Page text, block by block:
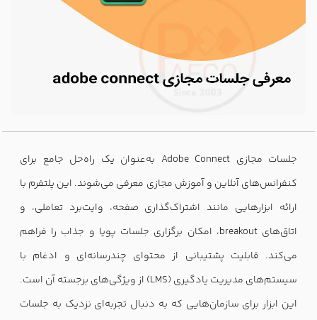
جلسات مجازی Adobe Connect به‌عنوان یک راه‌حل جامع برای
کنفرانس‌های آنلاین و آموزش مجازی معرفی می‌شوند. این پلتفرم با
ارائه ابزارهایی مانند اشتراک‌گذاری صفحه، وایت‌برد تعاملی، و
اتاق‌های breakout، امکان برگزاری جلسات پویا و جذاب را فراهم
می‌کند. قابلیت پشتیبانی از محتوای چندرسانه‌ای و ادغام با
سیستم‌های مدیریت یادگیری (LMS) از ویژگی‌های برجسته آن است.
این ابزار برای سازمان‌هایی که به دنبال تجربه‌ای نزدیک به جلسات